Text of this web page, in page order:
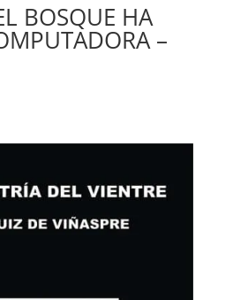
BOSQUE HA
–